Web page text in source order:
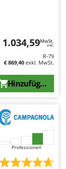
1.034,59MwSt.
inkl.
R-79
€ 869,40 exkl. MwSt.
Hinzufügen
Professionell